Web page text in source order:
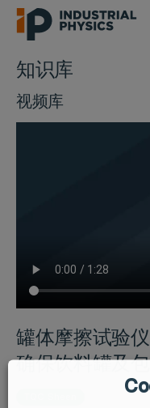
知识库
视频库
罐体摩擦试验
确保饮料罐及